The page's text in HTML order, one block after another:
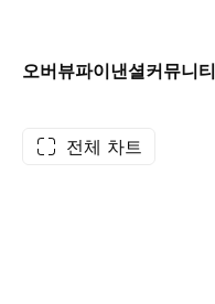
오버뷰파이낸셜커뮤니티
전체 차트